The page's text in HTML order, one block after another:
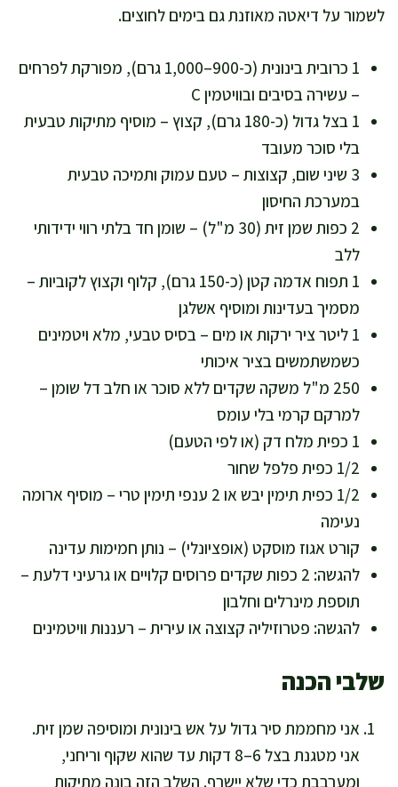
לשמור על דיאטה מאוזנת גם בימים לחוצים.
1 כרובית בינונית (כ-900–1,000 גרם), מפורקת לפרחים
– עשירה בסיבים ובוויטמין C
1 בצל גדול (כ-180 גרם), קצוץ – מוסיף מתיקות טבעית
בלי סוכר מעובד
3 שיני שום, קצוצות – טעם עמוק ותמיכה טבעית
במערכת החיסון
2 כפות שמן זית (30 מ"ל) – שומן חד בלתי רווי ידידותי
ללב
1 תפוח אדמה קטן (כ-150 גרם), קלוף וקצוץ לקוביות –
מסמיך בעדינות ומוסיף אשלגן
1 ליטר ציר ירקות או מים – בסיס טבעי, מלא ויטמינים
כשמשתמשים בציר איכותי
250 מ"ל משקה שקדים ללא סוכר או חלב דל שומן –
למרקם קרמי בלי עומס
1 כפית מלח דק (או לפי הטעם)
1/2 כפית פלפל שחור
1/2 כפית תימין יבש או 2 ענפי תימין טרי – מוסיף ארומה
נעימה
קורט אגוז מוסקט (אופציונלי) – נותן חמימות עדינה
להגשה: 2 כפות שקדים פרוסים קלויים או גרעיני דלעת –
תוספת מינרלים וחלבון
להגשה: פטרוזיליה קצוצה או עירית – רעננות וויטמינים
שלבי הכנה
אני מחממת סיר גדול על אש בינונית ומוסיפה שמן זית.
אני מטגנת בצל 6–8 דקות עד שהוא שקוף וריחני,
ומערבבת כדי שלא יישרף. השלב הזה בונה מתיקות